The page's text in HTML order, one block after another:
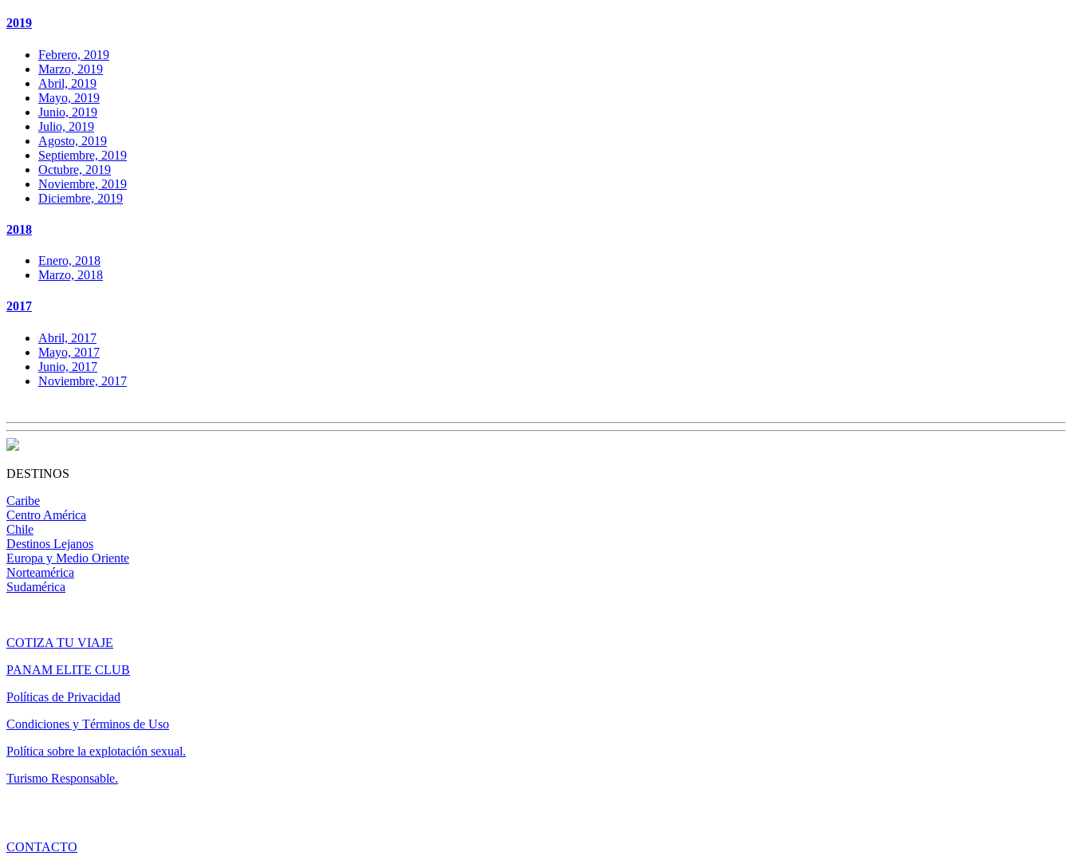
2019
Febrero, 2019
Marzo, 2019
Abril, 2019
Mayo, 2019
Junio, 2019
Julio, 2019
Agosto, 2019
Septiembre, 2019
Octubre, 2019
Noviembre, 2019
Diciembre, 2019
2018
Enero, 2018
Marzo, 2018
2017
Abril, 2017
Mayo, 2017
Junio, 2017
Noviembre, 2017
DESTINOS
Caribe
Centro América
Chile
Destinos Lejanos
Europa y Medio Oriente
Norteamérica
Sudamérica
COTIZA TU VIAJE
PANAM ELITE CLUB
Políticas de Privacidad
Condiciones y Términos de Uso
Política sobre la explotación sexual.
Turismo Responsable.
CONTACTO